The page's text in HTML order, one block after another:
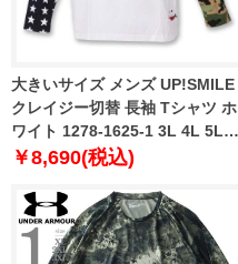
大きいサイズ メンズ UP!SMILE
クレイジー切替 長袖 Tシャツ ホ
ワイト 1278-1625-1 3L 4L 5L
6L
￥8,690(税込)